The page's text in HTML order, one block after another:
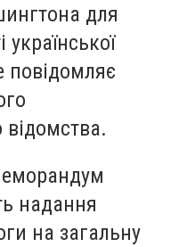
для
української
повідомляє
відомства.
надання
на загальну